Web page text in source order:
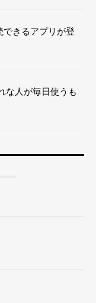
きるアプリが登
な人が毎日使うも